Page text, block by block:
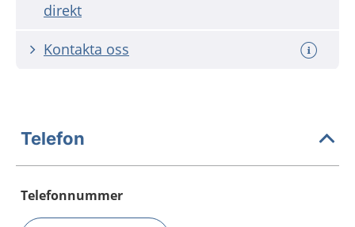
direkt
Kontakta oss
Telefon
Telefonnummer